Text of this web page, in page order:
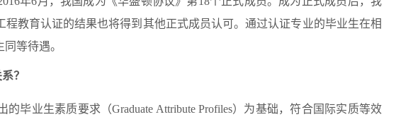
教育认证的结果也将得到其他正式成员认可。通过认证专业的毕业生在相
等待遇。
？
毕业生素质要求（Graduate Attribute Profiles）为基础，符合国际实质等效